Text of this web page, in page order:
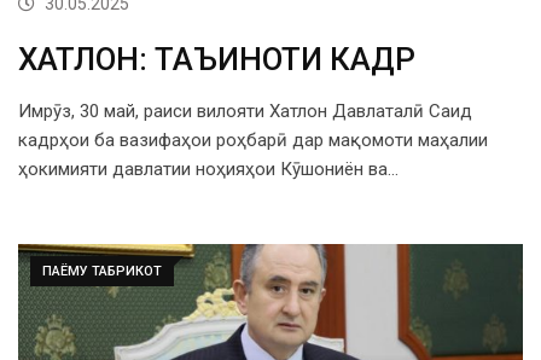
ХАТЛОН: ТАЪИНОТИ КАДРӢ
Имрӯз, 30 май, раиси вилояти Хатлон Давлаталӣ Саид
кадрҳои ба вазифаҳои роҳбарӣ дар мақомоти маҳалии
ҳокимияти давлатии ноҳияҳои Кӯшониён ва…
ПАЁМУ ТАБРИКОТ